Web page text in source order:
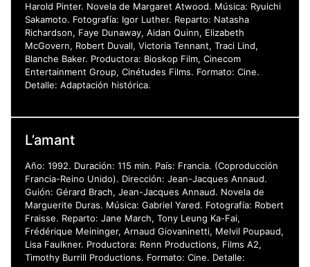
Harold Pinter. Novela de Margaret Atwood. Música: Ryuichi
Sakamoto. Fotografía: Igor Luther. Reparto: Natasha
Richardson, Faye Dunaway, Aidan Quinn, Elizabeth
McGovern, Robert Duvall, Victoria Tennant, Traci Lind,
Blanche Baker. Productora: Bioskop Film, Cinecom
Entertainment Group, Cinétudes Films. Formato: Cine.
Detalle: Adaptación histórica.
L’amant
Año: 1992. Duración: 115 min. País: Francia. (Coproducción
Francia-Reino Unido). Dirección: Jean-Jacques Annaud.
Guión: Gérard Brach, Jean-Jacques Annaud. Novela de
Marguerite Duras. Música: Gabriel Yared. Fotografía: Robert
Fraisse. Reparto: Jane March, Tony Leung Ka-Fai,
Frédérique Meininger, Arnaud Giovaninetti, Melvil Poupaud,
Lisa Faulkner. Productora: Renn Productions, Films A2,
Timothy Burrill Productions. Formato: Cine. Detalle: